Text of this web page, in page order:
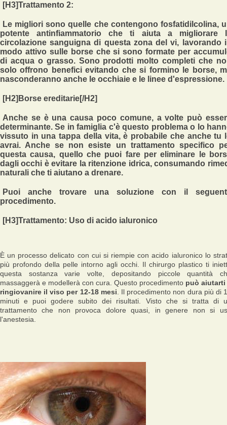
[H3]Trattamento 2:
Le migliori sono quelle che contengono fosfatidilcolina,
potente antinfiammatorio che ti aiuta a migliorare
circolazione sanguigna di questa zona del vi, lavorando
modo attivo sulle borse che si sono formate per
di acqua o grasso. Sono prodotti molto completi che
solo offrono benefici evitando che si formino le borse,
nasconderanno anche le occhiaie e le linee d'espressione.
[H2]Borse ereditarie[/H2]
Anche se è una causa poco comune, a volte può
determinante. Se in famiglia c'è questo problema o lo
vissuto in una tappa della vita, è probabile che anche tu
avrai. Anche se non esiste un trattamento specifico
questa causa, quello che puoi fare per eliminare le
dagli occhi è evitare la ritenzione idrica, consumando
naturali che ti aiutano a drenare.
Puoi anche trovare una soluzione con il
procedimento.
[H3]Trattamento: Uso di acido ialuronico
È un processo delicato con cui si riempie con acido ialuronico lo
più profondo della pelle intorno agli occhi. Il chirurgo plastico ti
questa sostanza varie volte, depositando piccole quantità
massaggerà e modellerà con cura. Questo procedimento può aiutarti
ringiovanire il viso per 12-18 mesi . Il procedimento non dura più di
minuti e puoi godere subito dei risultati. Visto che si tratta di
trattamento che non provoca dolore quasi, in genere non si
l'anestesia.